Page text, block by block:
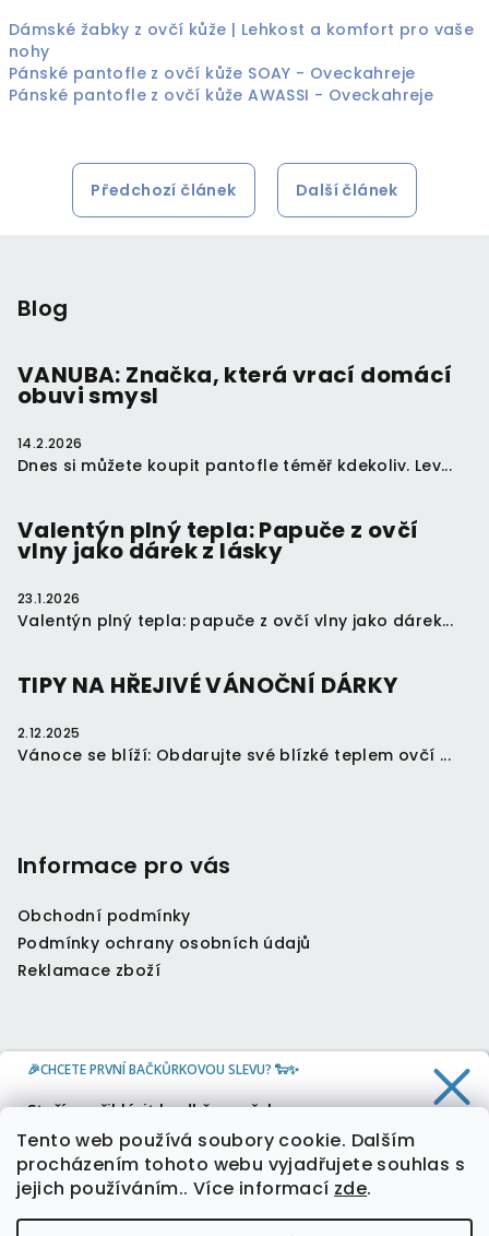
Tento web používá soubory cookie. Dalším
procházením tohoto webu vyjadřujete souhlas s
jejich používáním.. Více informací zde.
Dámské žabky z ovčí kůže | Lehkost a komfort pro vaše
nohy
Pánské pantofle z ovčí kůže SOAY - Oveckahreje
Pánské pantofle z ovčí kůže AWASSI - Oveckahreje
Předchozí článek Další článek
Blog
VANUBA: Značka, která vrací domácí
obuvi smysl
14.2.2026
Dnes si můžete koupit pantofle téměř kdekoliv. Lev...
Valentýn plný tepla: Papuče z ovčí
vlny jako dárek z lásky
23.1.2026
Valentýn plný tepla: papuče z ovčí vlny jako dárek...
TIPY NA HŘEJIVÉ VÁNOČNÍ DÁRKY
2.12.2025
Vánoce se blíží: Obdarujte své blízké teplem ovčí ...
Informace pro vás
Obchodní podmínky
Podmínky ochrany osobních údajů
Reklamace zboží
info@oveckahreje.cz
+420 604 804 379
🎉CHCETE PRVNÍ BAČKŮRKOVOU SLEVU? 🐑✨
Stačí se přihlásit k odběru našeho